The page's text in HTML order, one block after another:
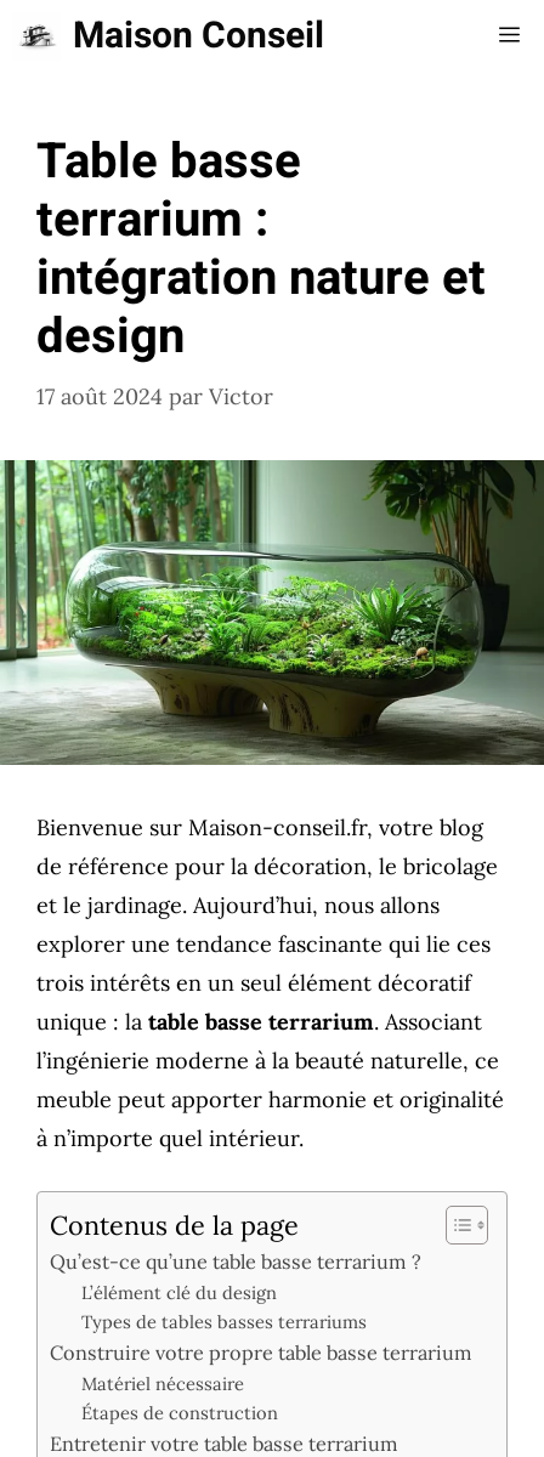
Aller
Maison Conseil
Table basse
terrarium :
intégration nature et
design
17 août 2024 par Victor
Bienvenue sur Maison-conseil.fr, votre blog
de référence pour la décoration, le bricolage
et le jardinage. Aujourd’hui, nous allons
explorer une tendance fascinante qui lie ces
trois intérêts en un seul élément décoratif
unique : la table basse terrarium. Associant
l’ingénierie moderne à la beauté naturelle, ce
meuble peut apporter harmonie et originalité
à n’importe quel intérieur.
Contenus de la page
Qu’est-ce qu’une table basse terrarium ?
L’élément clé du design
Types de tables basses terrariums
Construire votre propre table basse terrarium
Matériel nécessaire
Étapes de construction
Entretenir votre table basse terrarium